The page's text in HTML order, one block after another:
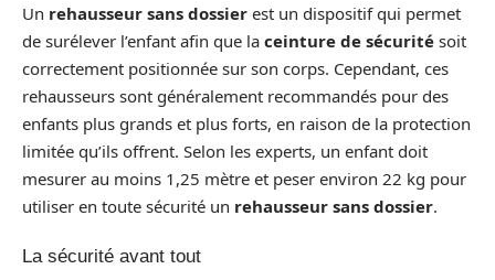
Un rehausseur sans dossier est un dispositif qui permet
de surélever l’enfant afin que la ceinture de sécurité soit
correctement positionnée sur son corps. Cependant, ces
rehausseurs sont généralement recommandés pour des
enfants plus grands et plus forts, en raison de la protection
limitée qu’ils offrent. Selon les experts, un enfant doit
mesurer au moins 1,25 mètre et peser environ 22 kg pour
utiliser en toute sécurité un rehausseur sans dossier.
La sécurité avant tout